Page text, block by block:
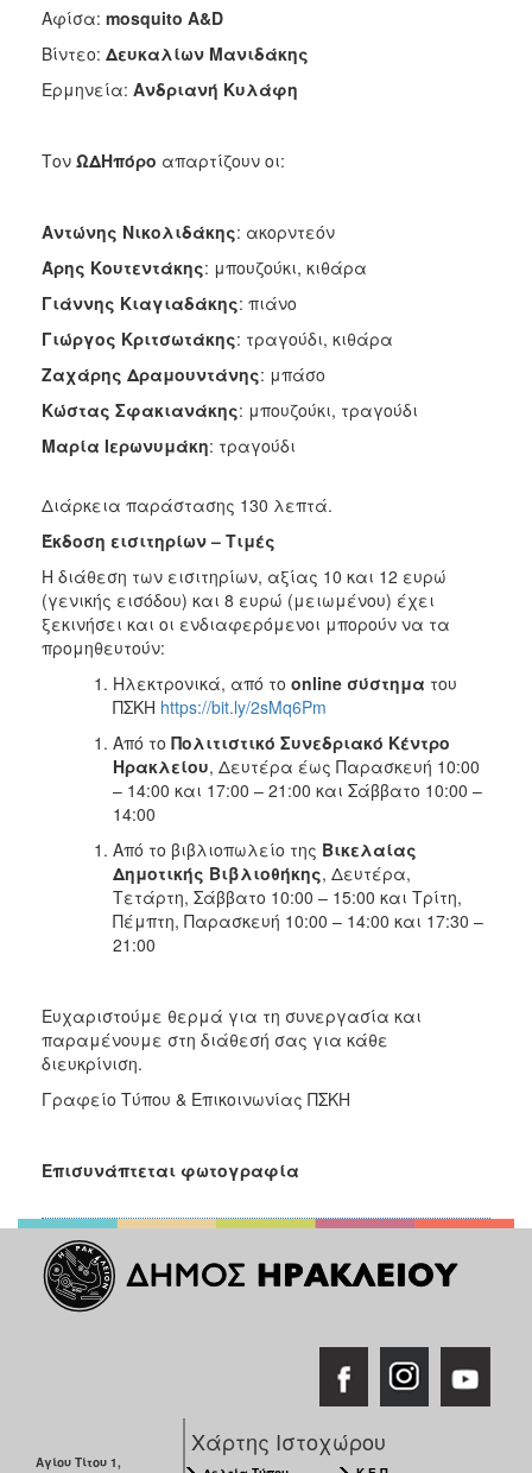
Αφίσα: mosquito A&D
Βίντεο: Δευκαλίων Μανιδάκης
Ερμηνεία: Ανδριανή Κυλάφη
Τον ΩΔΗπόρο απαρτίζουν οι:
Αντώνης Νικολιδάκης: ακορντεόν
Άρης Κουτεντάκης: μπουζούκι, κιθάρα
Γιάννης Κιαγιαδάκης: πιάνο
Γιώργος Κριτσωτάκης: τραγούδι, κιθάρα
Ζαχάρης Δραμουντάνης: μπάσο
Κώστας Σφακιανάκης: μπουζούκι, τραγούδι
Μαρία Ιερωνυμάκη: τραγούδι
Διάρκεια παράστασης 130 λεπτά.
Έκδοση εισιτηρίων – Τιμές
Η διάθεση των εισιτηρίων, αξίας 10 και 12 ευρώ
(γενικής εισόδου) και 8 ευρώ (μειωμένου) έχει
ξεκινήσει και οι ενδιαφερόμενοι μπορούν να τα
προμηθευτούν:
Ηλεκτρονικά, από το online σύστημα του
ΠΣΚΗ https://bit.ly/2sMq6Pm
Από το Πολιτιστικό Συνεδριακό Κέντρο
Ηρακλείου, Δευτέρα έως Παρασκευή 10:00
– 14:00 και 17:00 – 21:00 και Σάββατο 10:00 –
14:00
Από το βιβλιοπωλείο της Βικελαίας
Δημοτικής Βιβλιοθήκης, Δευτέρα,
Τετάρτη, Σάββατο 10:00 – 15:00 και Τρίτη,
Πέμπτη, Παρασκευή 10:00 – 14:00 και 17:30 –
21:00
Ευχαριστούμε θερμά για τη συνεργασία και
παραμένουμε στη διάθεσή σας για κάθε
διευκρίνιση.
Γραφείο Τύπου & Επικοινωνίας ΠΣΚΗ
Επισυνάπτεται φωτογραφία
Αγίου Τίτου 1,
Χάρτης Ιστοχώρου